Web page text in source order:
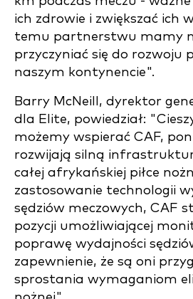
ich zdrowie i zwiększać ich
temu partnerstwu mamy
przyczyniać się do rozwoju
naszym kontynencie".
Barry McNeill, dyrektor
dla Elite, powiedział:
możemy wspierać CAF,
rozwijają silną
całej afrykańskiej piłce
zastosowanie technologii
sędziów meczowych, CAF
pozycji umożliwiającej
poprawę wydajności
zapewnienie, że są oni
sprostania wymaganiom